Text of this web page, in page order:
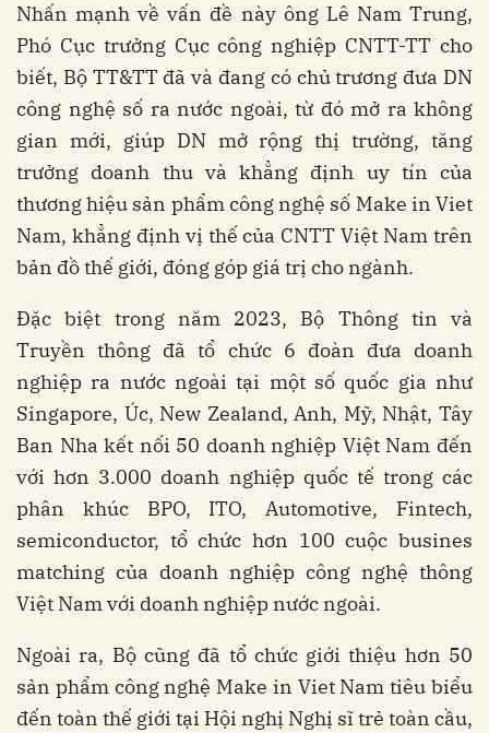
Nhấn mạnh về vấn đề này ông Lê Nam Trung,
Phó Cục trưởng Cục công nghiệp CNTT-TT cho
biết, Bộ TT&TT đã và đang có chủ trương đưa DN
công nghệ số ra nước ngoài, từ đó mở ra không
gian mới, giúp DN mở rộng thị trường, tăng
trưởng doanh thu và khẳng định uy tín của
thương hiệu sản phẩm công nghệ số Make in Viet
Nam, khẳng định vị thế của CNTT Việt Nam trên
bản đồ thế giới, đóng góp giá trị cho ngành.
Đặc biệt trong năm 2023, Bộ Thông tin và
Truyền thông đã tổ chức 6 đoàn đưa doanh
nghiệp ra nước ngoài tại một số quốc gia như
Singapore, Úc, New Zealand, Anh, Mỹ, Nhật, Tây
Ban Nha kết nối 50 doanh nghiệp Việt Nam đến
với hơn 3.000 doanh nghiệp quốc tế trong các
phân khúc BPO, ITO, Automotive, Fintech,
semiconductor, tổ chức hơn 100 cuộc busines
matching của doanh nghiệp công nghệ thông
Việt Nam với doanh nghiệp nước ngoài.
Ngoài ra, Bộ cũng đã tổ chức giới thiệu hơn 50
sản phẩm công nghệ Make in Viet Nam tiêu biểu
đến toàn thế giới tại Hội nghị Nghị sĩ trẻ toàn cầu,